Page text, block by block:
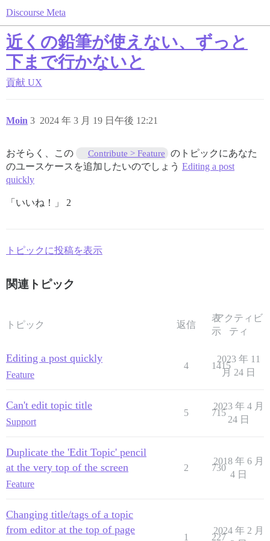
Discourse Meta
近くの鉛筆が使えない、ずっと
下まで行かないと
貢献 UX
Moin 2024 年 3 月 19 日午後 12:21
3
おそらく、この Contribute > Feature
のトピックにあなた
のユースケースを追加したいのでしょう Editing a post
quickly
「いいね！」 2
トピックに投稿を表示
関連トピック
トピック 返信
表
示
アクティビ
ティ
Editing a post quickly
Feature
4 1415
2023 年 11
月 24 日
Can't edit topic title
Support
5 715
2023 年 4 月
24 日
Duplicate the 'Edit Topic' pencil
at the very top of the screen
Feature
2 730
2018 年 6 月
4 日
Changing title/tags of a topic
from editor at the top of page
1 227
2024 年 2 月